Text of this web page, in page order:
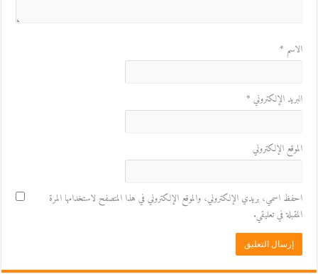
الاسم *
البريد الإلكتروني *
الموقع الإلكتروني
احفظ اسمي، بريدي الإلكتروني، والموقع الإلكتروني في هذا المتصفح لاستخدامها المرة
المقبلة في تعليقي.